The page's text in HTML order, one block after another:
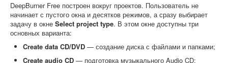
DeepBurner Free построен вокруг проектов. Пользователь не
начинает с пустого окна и десятков режимов, а сразу выбирает
задачу в окне Select project type. В этом окне доступны три
основных варианта:
Create data CD/DVD — создание диска с файлами и папками;
Create audio CD — подготовка музыкального Audio CD;